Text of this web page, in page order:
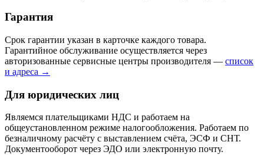
Гарантия
Срок гарантии указан в карточке каждого товара.
Гарантийное обслуживание осуществляется через
авторизованные сервисные центры производителя — список
и адреса →
Для юридических лиц
Являемся плательщиками НДС и работаем на
общеустановленном режиме налогообложения. Работаем по
безналичному расчёту с выставлением счёта, ЭСФ и СНТ.
Документооборот через ЭДО или электронную почту.